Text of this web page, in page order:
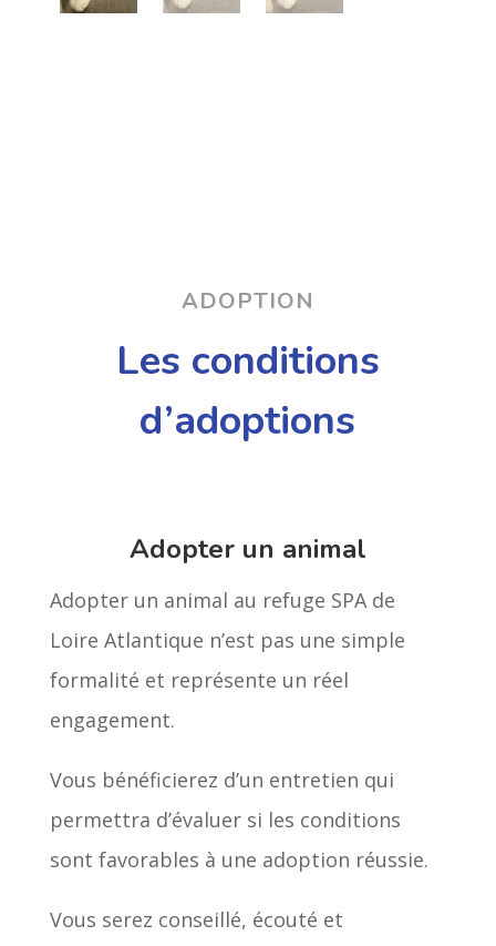
ADOPTION
Les conditions
d’adoptions
Adopter un animal
Adopter un animal au refuge SPA de
Loire Atlantique n’est pas une simple
formalité et représente un réel
engagement.
Vous bénéficierez d’un entretien qui
permettra d’évaluer si les conditions
sont favorables à une adoption réussie.
Vous serez conseillé, écouté et